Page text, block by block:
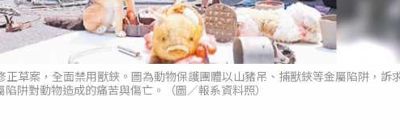
草案，全面禁用獸鋏。圖為動物保護團體以山豬吊、捕獸鋏等金屬陷阱，訴
阱對動物造成的痛苦與傷亡。（圖／報系資料照）